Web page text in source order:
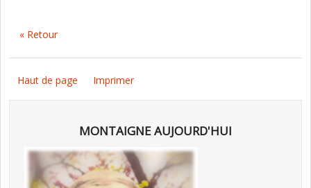
« Retour
Haut de page Imprimer
MONTAIGNE AUJOURD'HUI